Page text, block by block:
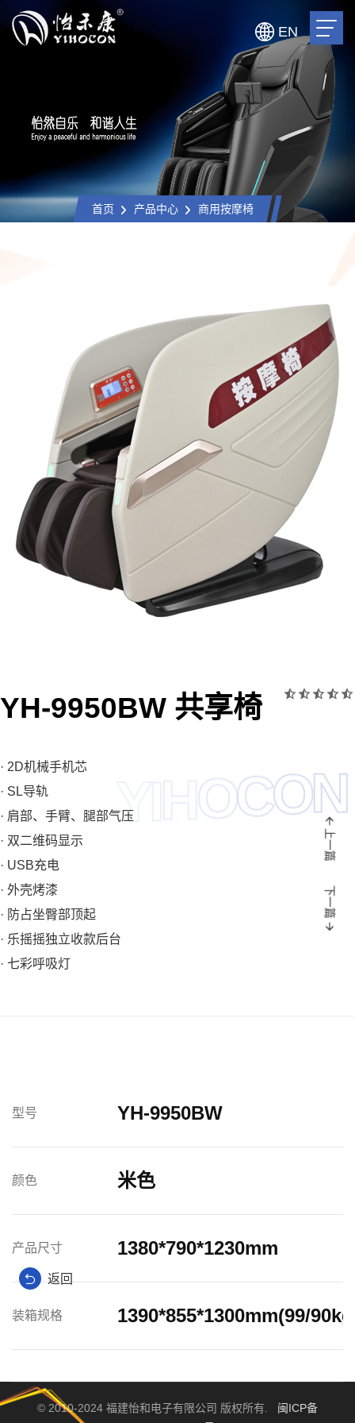
EN
首页 产品中心 商用按摩椅
YH-9950BW 共享椅
· 2D机械手机芯
· SL导轨
· 肩部、手臂、腿部气压
· 双二维码显示
· USB充电
· 外壳烤漆
· 防占坐臀部顶起
· 乐摇摇独立收款后台
· 七彩呼吸灯
型号 YH-9950BW
颜色 米色
产品尺寸 1380*790*1230mm
装箱规格 1390*855*1300mm(99/
Y I OCON
© 2010-2024 福建怡和电子有限公司 版权所有. 闽ICP备
上一篇
下一篇
返回